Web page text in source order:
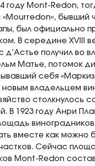
году Mont-Redon,
бывший
был официально
В середине XVIII
д’Астье получил во
Матье, потомок
себя
новым владельцем
столкнулось
В 1923 году Анри
вместе как можно
Сейчас
Mont-Redon